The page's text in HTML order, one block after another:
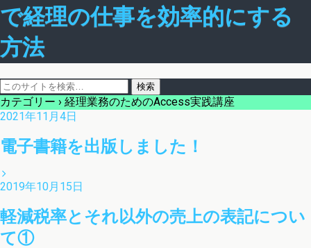
で経理の仕事を効率的にする
方法
カテゴリー › 経理業務のためのAccess実践講座
2021年11月4日
電子書籍を出版しました！
2019年10月15日
軽減税率とそれ以外の売上の表記につい
て①